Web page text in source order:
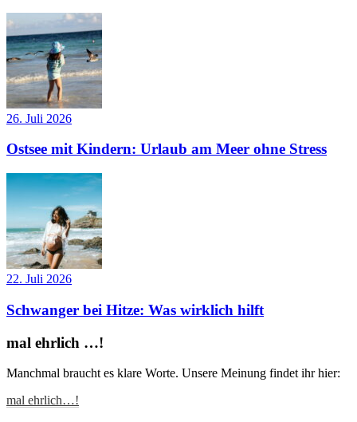
26. Juli 2026
Ostsee mit Kindern: Urlaub am Meer ohne Stress
22. Juli 2026
Schwanger bei Hitze: Was wirklich hilft
mal ehrlich …!
Manchmal braucht es klare Worte. Unsere Meinung findet ihr hier:
mal ehrlich…!